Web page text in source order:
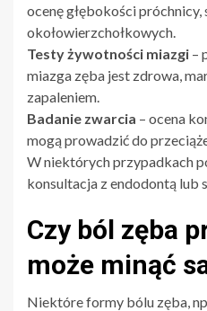
ocenę głębokości
okołowierzchołkowych.
Testy żywotności miazgi –
miazga zęba jest zdrowa,
zapaleniem.
Badanie zwarcia – ocena
mogą prowadzić do
W niektórych przypadkach
konsultacja z endodontą lub
Czy ból zęba
może minąć
Niektóre formy bólu zęba,